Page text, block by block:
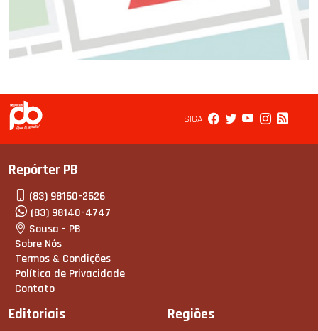
SIGA
Repórter PB
(83) 98160-2626
(83) 98140-4747
Sousa - PB
Sobre Nós
Termos & Condições
Política de Privacidade
Contato
Editoriais Regiões